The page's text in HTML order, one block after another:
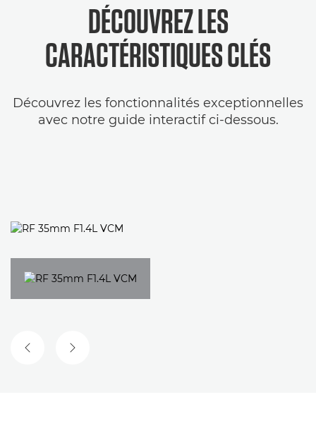
DÉCOUVREZ LES
CARACTÉRISTIQUES CLÉS
Découvrez les fonctionnalités exceptionnelles
avec notre guide interactif ci-dessous.
DIAPOSITIVE PRÉCÉDENTE
DIAPOSITIVE SUIVANTE